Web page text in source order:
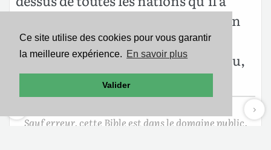
Ce site utilise des cookies pour vous garantir
la meilleure expérience. En savoir plus
Valider
faites, en gloire, en renommée, et en
honneur, en sorte que tu sois un
peuple saint pour Yahweh, ton Dieu,
ainsi qu’il l’a ordonné.
Sauf erreur, cette Bible est dans le domaine public.